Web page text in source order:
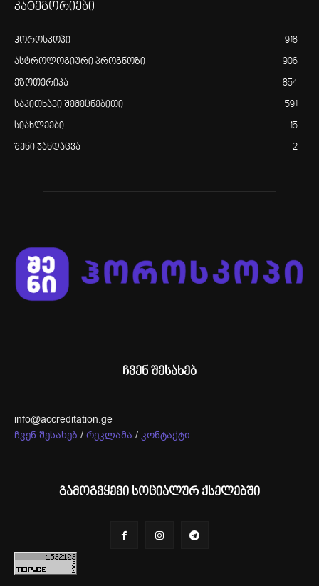
კატეგორიები
ჰოროსკოპი 918
ასტროლოგიური პროგნოზი 906
ეზოთერიკა 854
საკითხავი შემეცნებითი 591
სიახლეები 15
შენი ჯანდაცვა 2
ჩვენ შესახებ
info@accreditation.ge
ჩვენ შესახებ / რეკლამა / კონტაქტი
გამოგვყევი სოციალურ ქსელებში